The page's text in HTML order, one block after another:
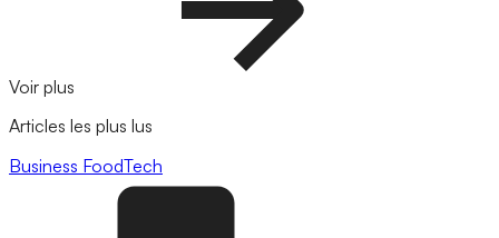
Voir plus
Articles les plus lus
Business FoodTech